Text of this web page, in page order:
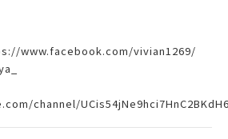
www.facebook.com/vivian1269/
channel/